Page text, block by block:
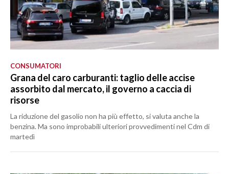
CONSUMATORI
Grana del caro carburanti: taglio delle accise
assorbito dal mercato, il governo a caccia di
risorse
La riduzione del gasolio non ha più effetto, si valuta anche la
benzina. Ma sono improbabili ulteriori provvedimenti nel Cdm di
martedì